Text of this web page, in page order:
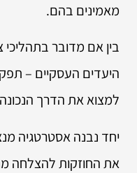
מאמינים בהם.
בין אם מדובר בתהליכי
היעדים העסקיים –
למצוא את הדרך
יחד נבנה אסטרטגיה
את החוזקות להצלחה